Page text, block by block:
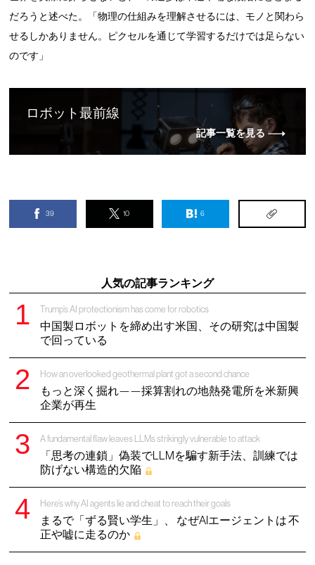
だろうと述べた。「物理の仕組みを理解させるには、モノと関わら
せるしかありません。ピクセルを通じて学習するだけでは足らない
のです」
ロボット最前線
記事一覧を見る
39 10 6
人気の記事ランキング
Trump’s AI protectionism has come for robotics
中国製ロボットを締め出す米国、その研究は中国製
で回っている
How an overlooked geothermal plant got a second chance
もっと深く掘れ——採算割れの地熱発電所を米新興
企業が再生
A fundamental flaw leaves LLMs strikingly vulnerable to attack
「思考の連鎖」偽装でLLMを騙す新手法、訓練では
防げない構造的欠陥
Here’s why AI agents lie and cheat to reach their goals
まるで「ずる賢い学生」、 なぜAIエージェントは 不
正や嘘に走るのか